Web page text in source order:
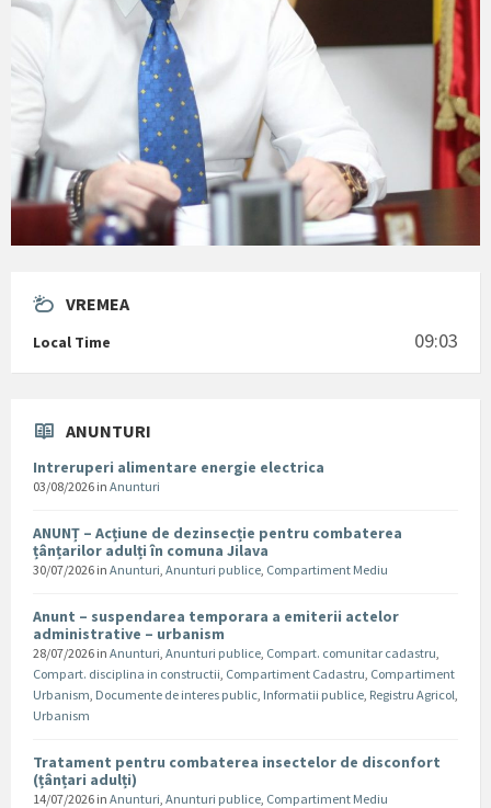
VREMEA
Local Time 09:03
ANUNTURI
Intreruperi alimentare energie electrica
03/08/2026 in Anunturi
ANUNȚ – Acțiune de dezinsecție pentru combaterea
țânțarilor adulți în comuna Jilava
30/07/2026 in Anunturi, Anunturi publice, Compartiment Mediu
Anunt – suspendarea temporara a emiterii actelor
administrative – urbanism
28/07/2026 in Anunturi, Anunturi publice, Compart. comunitar cadastru,
Compart. disciplina in constructii, Compartiment Cadastru, Compartiment
Urbanism, Documente de interes public, Informatii publice, Registru Agricol,
Urbanism
Tratament pentru combaterea insectelor de disconfort
(țânțari adulți)
14/07/2026 in Anunturi, Anunturi publice, Compartiment Mediu